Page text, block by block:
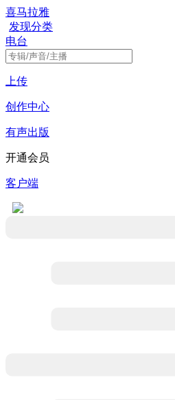
喜马拉雅
发现分类
电台
上传
创作中心
有声出版
开通会员
客户端